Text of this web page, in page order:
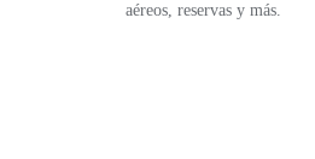
aéreos, reservas y más.